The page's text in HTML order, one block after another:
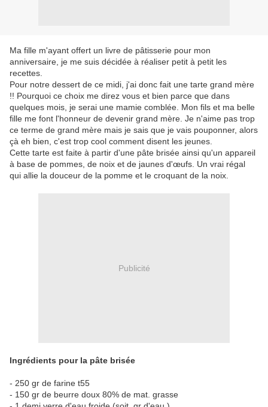
Ma fille m'ayant offert un livre de pâtisserie pour mon
anniversaire, je me suis décidée à réaliser petit à petit les
recettes.
Pour notre dessert de ce midi, j'ai donc fait une tarte grand mère
!! Pourquoi ce choix me direz vous et bien parce que dans
quelques mois, je serai une mamie comblée. Mon fils et ma belle
fille me font l'honneur de devenir grand mère. Je n'aime pas trop
ce terme de grand mère mais je sais que je vais pouponner, alors
çà eh bien, c'est trop cool comment disent les jeunes.
Cette tarte est faite à partir d'une pâte brisée ainsi qu'un appareil
à base de pommes, de noix et de jaunes d'œufs. Un vrai régal
qui allie la douceur de la pomme et le croquant de la noix.
Publicité
Ingrédients pour la pâte brisée
- 250 gr de farine t55
- 150 gr de beurre doux 80% de mat. grasse